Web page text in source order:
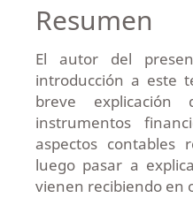
Resumen
El autor del
introducción a este
breve
instrumentos
aspectos contables
luego pasar a
vienen recibiendo en